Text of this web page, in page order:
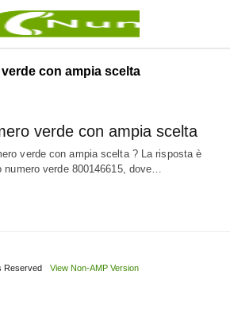
con ampia scelta
verde con ampia scelta
verde con ampia scelta ? La risposta è
numero verde 800146615, dove…
Reserved View Non-AMP Version